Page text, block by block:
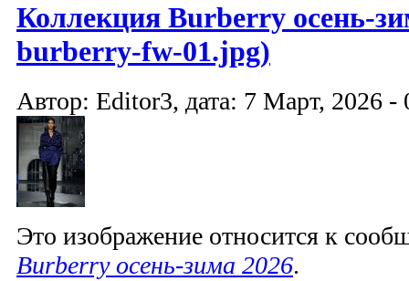
Коллекция Burberry осень-
burberry-fw-01.jpg)
Автор: Editor3, дата: 7 Март, 2026 -
Это изображение относится к
Burberry осень-зима 2026.